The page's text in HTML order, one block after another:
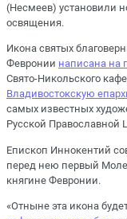
(Несмеев) установили
освящения.
Икона святых
Февронии написана на
Свято-Никольского
Владивостокскую
самых известных
Русской Православной
Епископ Иннокентий
перед нею первый
княгине Февронии.
«Отныне эта икона